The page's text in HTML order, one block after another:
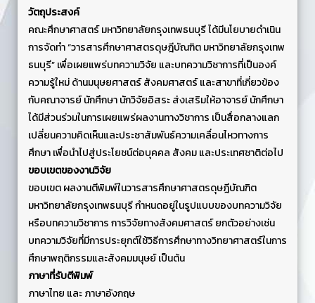
วัตถุประสงค์
คณะศึกษาศาสตร์ มหาวิทยาลัยกรุงเทพธนบุรี ได้มีนโยบายดำเนิน
การจัดทำ “วารสารศึกษาศาสตรดุษฎีบัณฑิต มหาวิทยาลัยกรุงเทพ
ธนบุรี” เพื่อเผยแพร่บทความวิจัย และบทความวิชาการที่เป็นองค์
ความรู้ใหม่ ด้านมนุษยศาสตร์ สังคมศาสตร์ และสาขาที่เกี่ยวข้อง
กับคณาจารย์ นักศึกษา นักวิจัยอิสระ ส่งเสริมให้อาจารย์ นักศึกษา
ได้มีส่วนร่วมในการเผยแพร่ผลงานทางวิชาการ เป็นสื่อกลางแลก
เปลี่ยนความคิดเห็นและประชาสัมพันธ์ความเคลื่อนไหวทางการ
ศึกษา เพื่อนำไปสู่ประโยชน์ต่อบุคคล สังคม และประเทศชาติต่อไป
ขอบเขตของงานวิจัย
ขอบเขต ผลงานตีพิมพ์ในวารสารศึกษาศาสตรดุษฎีบัณฑิต
มหาวิทยาลัยกรุงเทพธนบุรี กำหนดอยู่ในรูปแบบของบทความวิจัย
หรือบทความวิชาการ การวิจัยทางสังคมศาสตร์ ยกตัวอย่างเช่น
บทความวิจัยที่มีการประยุกต์ใช้วิธีการศึกษาทางวิทยาศาสตร์ในการ
ศึกษาพฤติกรรมและสังคมมนุษย์ เป็นต้น
ภาษาที่รับตีพิมพ์
ภาษาไทย และ ภาษาอังกฤษ